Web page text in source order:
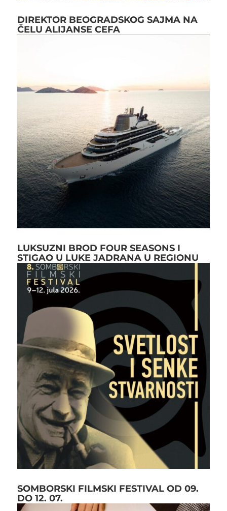
DIREKTOR BEOGRADSKOG SAJMA NA
ČELU ALIJANSE CEFA
LUKSUZNI BROD FOUR SEASONS I
STIGAO U LUKE JADRANA U REGIONU
SOMBORSKI FILMSKI FESTIVAL OD 09.
DO 12. 07.